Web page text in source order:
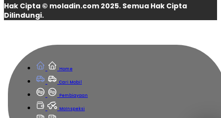
Home
Cari Mobil
Pembiayaan
MoInspeksi
Hak Cipta © moladin.com 2025. Semua Hak Cipta
Dilindungi.